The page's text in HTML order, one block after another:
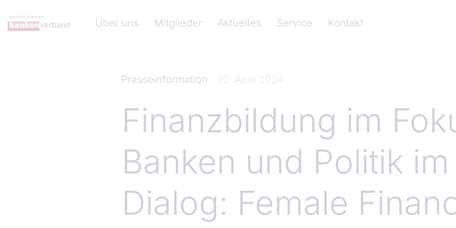
Über uns
Mitglieder Aktuelles Service Kontakt
Presseinformation 30. April 2024
Finanzbildung im
Banken und Politik im
Dialog: Female